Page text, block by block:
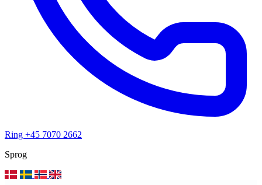
Ring +45 7070 2662
Sprog